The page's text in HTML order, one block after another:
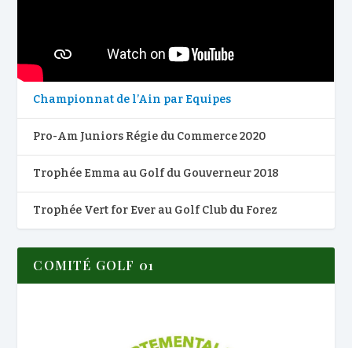
Championnat de l’Ain par Equipes
Pro-Am Juniors Régie du Commerce 2020
Trophée Emma au Golf du Gouverneur 2018
Trophée Vert for Ever au Golf Club du Forez
COMITÉ GOLF 01